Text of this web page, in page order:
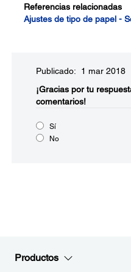
Referencias relacionadas
Ajustes de tipo de papel -
Publicado: 1 mar 2018
¡Gracias por tu
comentarios!
Sí
No
Productos